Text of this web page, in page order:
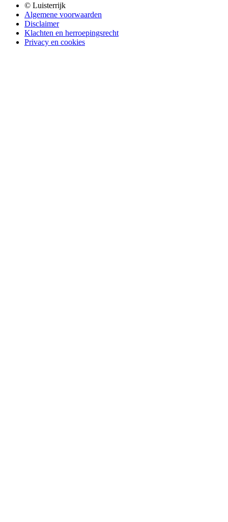
© Luisterrijk
Algemene voorwaarden
Disclaimer
Klachten en herroepingsrecht
Privacy en cookies